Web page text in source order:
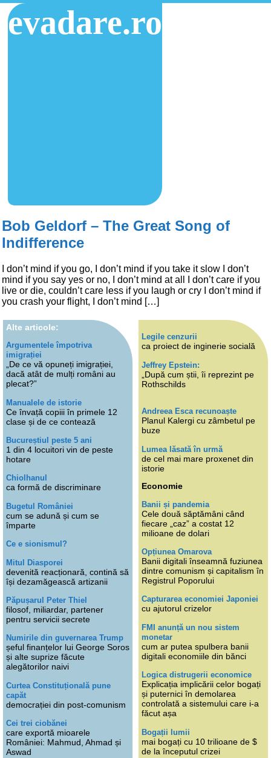
evadare.ro
Bob Geldorf – The Great Song of
Indifference
I don’t mind if you go, I don’t mind if you take it slow I don’t
mind if you say yes or no, I don’t mind at all I don’t care if you
live or die, couldn’t care less if you laugh or cry I don’t mind if
you crash your flight, I don’t mind […]
Alte articole:
Argumentele împotriva
imigrației
„De ce vă opuneți imigrației,
dacă atât de mulți români au
plecat?”
Manualele de istorie
Ce învață copiii în primele 12
clase și de ce contează
Bucureștiul peste 5 ani
1 din 4 locuitori vin de peste
hotare
Chiolhanul
ca formă de discriminare
Bugetul României
cum se adună și cum se
împarte
Ce e sionismul?
Mitul Diasporei
devenită reacționară, contină să
își dezamăgească artizanii
Păpușarul Peter Thiel
filosof, miliardar, partener
pentru servicii secrete
Numirile din guvernarea Trump
șeful finanțelor lui George Soros
și alte suprize făcute
alegătorilor naivi
Curtea Constituțională pune
capăt
democrației din post-comunism
Cei trei ciobănei
care exportă mioarele
României: Mahmud, Ahmad și
Aswad
Legile cenzurii
ca proiect de inginerie socială
Jeffrey Epstein:
„După cum știi, îi reprezint pe
Rothschilds
Andreea Esca recunoaște
Planul Kalergi cu zâmbetul pe
buze
Lumea lăsată în urmă
de cel mai mare proxenet din
istorie
Economie
Banii și pandemia
Cele două săptămâni când
fiecare „caz” a costat 12
milioane de dolari
Opțiunea Omarova
Banii digitali înseamnă fuziunea
dintre comunism și capitalism în
Registrul Poporului
Capturarea economiei Japoniei
cu ajutorul crizelor
FMI anunță un nou sistem
monetar
cum ar putea spulbera banii
digitali economiile din bănci
Logica distrugerii economice
Explicația implicării celor bogați
și puternici în demolarea
controlată a sistemului care i-a
făcut așa
Bogații lumii
mai bogați cu 10 trilioane de $
de la începutul crizei